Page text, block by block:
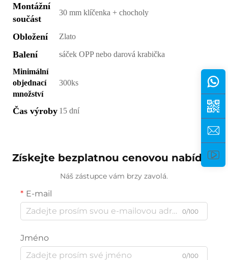
Montážní
součást
30 mm klíčenka + chocholy
Obložení Zlato
Balení
sáček OPP nebo darová krabička
Minimální
objednací
množství
300ks
Čas výroby 15 dní
Získejte bezplatnou cenovou nabídku
Náš zástupce vám brzy zavolá.
E-mail
0/100
Jméno
0/100